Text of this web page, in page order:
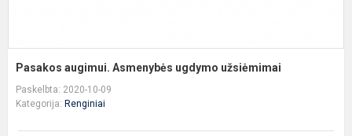
Pasakos augimui. Asmenybės ugdymo užsiėmimai
Paskelbta: 2020-10-09
Kategorija: Renginiai